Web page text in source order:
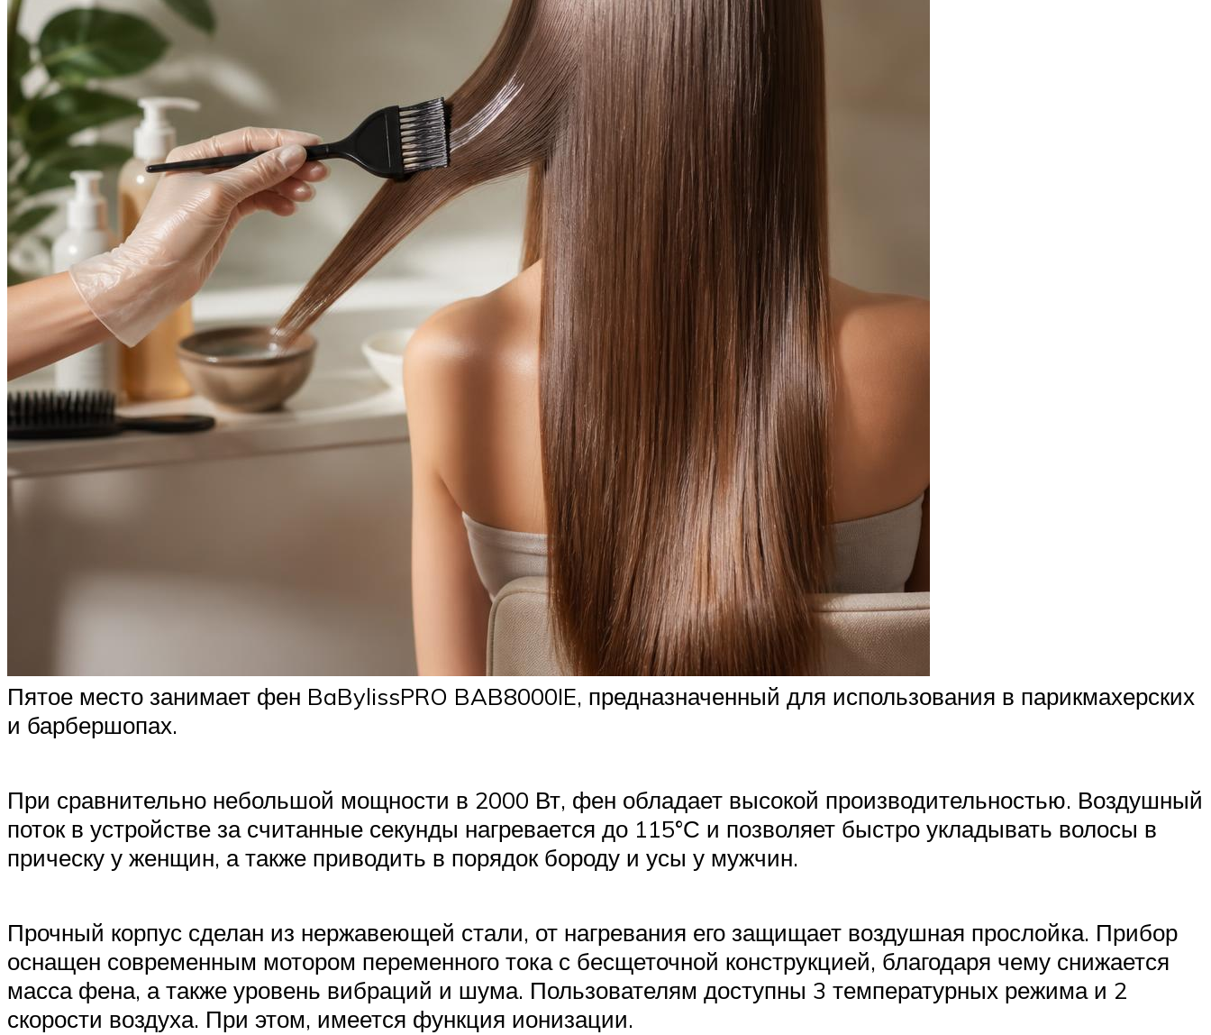
Пятое место занимает фен BaBylissPRO BAB8000IE, предназначенный для использования в парикмахерских
и барбершопах.
При сравнительно небольшой мощности в 2000 Вт, фен обладает высокой производительностью. Воздушный
поток в устройстве за считанные секунды нагревается до 115°С и позволяет быстро укладывать волосы в
прическу у женщин, а также приводить в порядок бороду и усы у мужчин.
Прочный корпус сделан из нержавеющей стали, от нагревания его защищает воздушная прослойка. Прибор
оснащен современным мотором переменного тока с бесщеточной конструкцией, благодаря чему снижается
масса фена, а также уровень вибраций и шума. Пользователям доступны 3 температурных режима и 2
скорости воздуха. При этом, имеется функция ионизации.